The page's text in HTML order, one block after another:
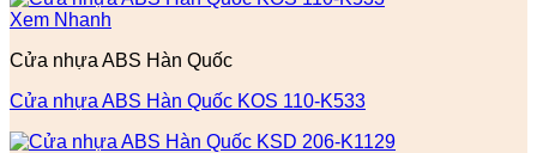
Xem Nhanh
Cửa nhựa ABS Hàn Quốc
Cửa nhựa ABS Hàn Quốc KOS 110-K533